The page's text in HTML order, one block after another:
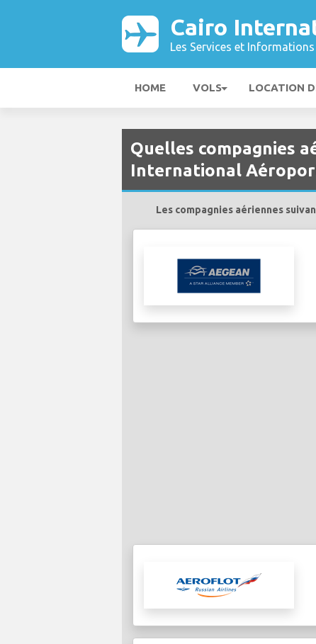
Cairo
Les Services et
HOME VOLS LOCATION
Quelles compagnies
International
Les compagnies aériennes